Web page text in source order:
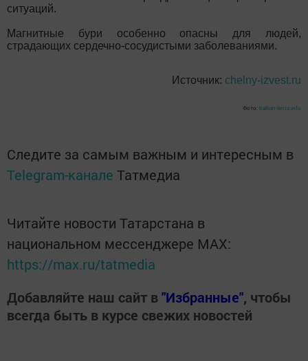
ситуаций.
Магнитные бури особенно опасны для людей,
страдающих сердечно-сосудистыми заболеваниями.
Источник: chelny-izvest.ru
Фото: balkan-lenta.info
Следите за самым важным и интересным в
Telegram-канале Татмедиа
Читайте новости Татарстана в
национальном мессенджере MАХ:
https://max.ru/tatmedia
Добавляйте наш сайт в"Избранные", чтобы
всегда быть в курсе свежих новостей